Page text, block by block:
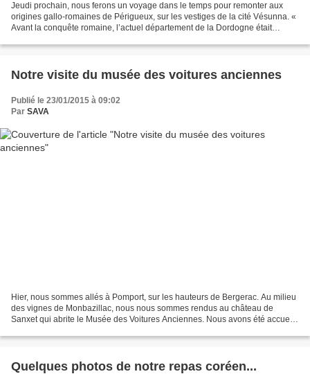
Jeudi prochain, nous ferons un voyage dans le temps pour remonter aux
origines gallo-romaines de Périgueux, sur les vestiges de la cité Vésunna. «
Avant la conquête romaine, l’actuel département de la Dordogne était
Notre visite du musée des voitures anciennes
Publié le 23/01/2015 à 09:02
Par SAVA
Hier, nous sommes allés à Pomport, sur les hauteurs de Bergerac. Au milieu
des vignes de Monbazillac, nous nous sommes rendus au château de
Sanxet qui abrite le Musée des Voitures Anciennes. Nous avons été accueilli
Quelques photos de notre repas coréen...